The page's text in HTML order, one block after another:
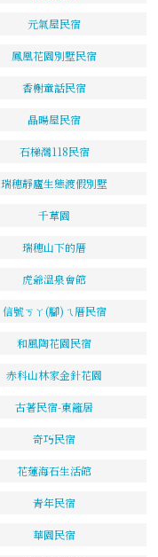
元氣屋民宿
鳳凰花園別墅民宿
香榭童話民宿
晶暘屋民宿
石梯灣118民宿
瑞穗靜廬生態渡假別墅
千草園
瑞穗山下的厝
虎爺溫泉會館
信號ㄎㄚ(腳)ㄟ厝民宿
和風陶花園民宿
赤科山林家金針花園
古著民宿-東籬居
奇巧民宿
花蓮海石生活館
青年民宿
華園民宿